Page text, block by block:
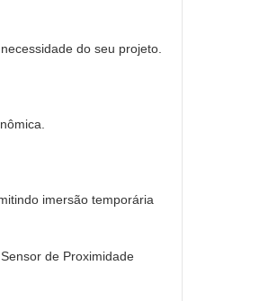
do seu projeto.
imersão temporária
de Proximidade